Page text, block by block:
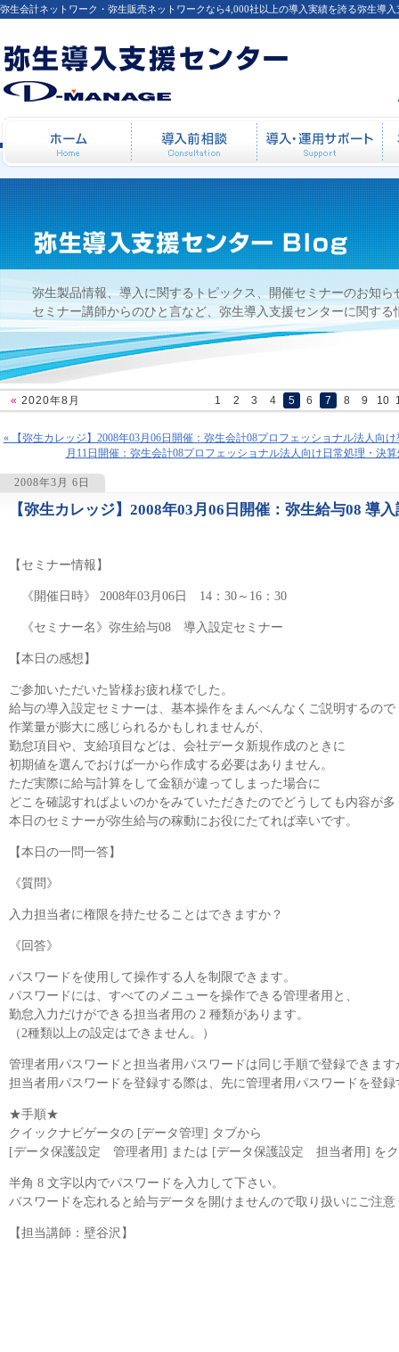
【弥生カレッジ】2008年03月06日開催：弥
弥生会計ネットワーク・弥生販売ネットワークなら4,000社以上の導入実績を誇る弥生導
弥生製品情報、導入に関するトピックス、開催セミナーのお知ら
セミナー講師からのひと言など、弥生導入支援センターに関す
«2020年8月 1 2 3 4 5 6 7 8 9 10
« 【弥生カレッジ】2008年03月06日開催：弥生会計08プロフェッショナル法人向
月11日開催：弥生会計08プロフェッショナル法人向け日常処理・決
2008年3月 6日
【弥生カレッジ】2008年03月06日開催：弥生給与08 導
【セミナー情報】
《開催日時》 2008年03月06日 14：30～16：30
《セミナー名》弥生給与08 導入設定セミナー
【本日の感想】
ご参加いただいた皆様お疲れ様でした。
給与の導入設定セミナーは、基本操作をまんべんなくご説明するので
作業量が膨大に感じられるかもしれませんが、
勤怠項目や、支給項目などは、会社データ新規作成のときに
初期値を選んでおけば一から作成する必要はありません。
ただ実際に給与計算をして金額が違ってしまった場合に
どこを確認すればよいのかをみていただきたのでどうしても内容が
本日のセミナーが弥生給与の稼動にお役にたてれば幸いです。
【本日の一問一答】
《質問》
入力担当者に権限を持たせることはできますか？
《回答》
パスワードを使用して操作する人を制限できます。
パスワードには、すべてのメニューを操作できる管理者用と、
勤怠入力だけができる担当者用の 2 種類があります。
（2種類以上の設定はできません。）
管理者用パスワードと担当者用パスワードは同じ手順で登録できます
担当者用パスワードを登録する際は、先に管理者用パスワードを登
★手順★
クイックナビゲータの [データ管理] タブから
[データ保護設定 管理者用] または [データ保護設定 担当者用] を
半角 8 文字以内でパスワードを入力して下さい。
パスワードを忘れると給与データを開けませんので取り扱いにご注意
【担当講師：壁谷沢】
ホーム 導入前相談 導